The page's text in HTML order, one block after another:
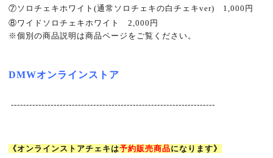
⑦ ソロチェキホワイト(通常ソロチェキの白チェキver) 1,000 円
⑧ワイドソロチェキホワイト2,000 円
※個別の商品説明は商品ページをご覧ください。
DMWオンラインストア
-------------------------------------------------------------------
《オンラインストアチェキは予約販売商品になります》